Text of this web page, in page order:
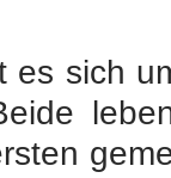
es sich